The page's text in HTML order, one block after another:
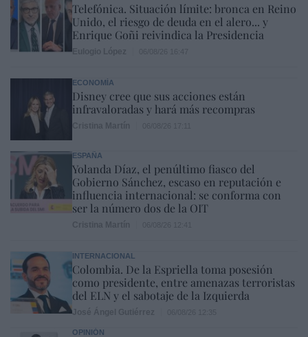
Telefónica. Situación límite: bronca en Reino
Unido, el riesgo de deuda en el alero... y
Enrique Goñi reivindica la Presidencia
ECONOMÍA
Disney cree que sus acciones están
infravaloradas y hará más recompras
ESPAÑA
Yolanda Díaz, el penúltimo fiasco del
Gobierno Sánchez, escaso en reputación e
influencia internacional: se conforma con
ser la número dos de la OIT
INTERNACIONAL
Colombia. De la Espriella toma posesión
como presidente, entre amenazas terroristas
del ELN y el sabotaje de la Izquierda
OPINIÓN